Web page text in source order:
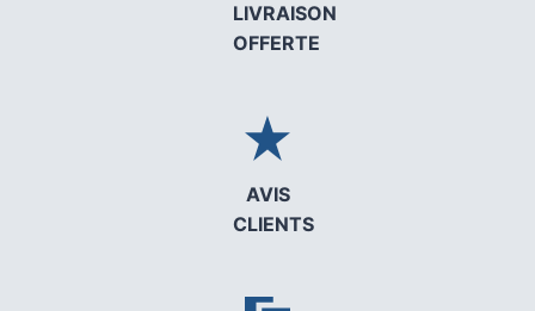
LIVRAISON
OFFERTE
AVIS
CLIENTS